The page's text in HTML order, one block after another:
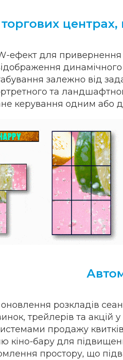
торгових
ефект для привернення
динамічного
залежно від
та
керування одним або
розкладів
трейлерів та акцій
продажу
кіно-бару для
простору, що